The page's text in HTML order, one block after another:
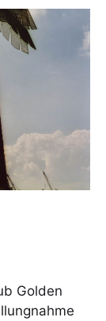
Golden